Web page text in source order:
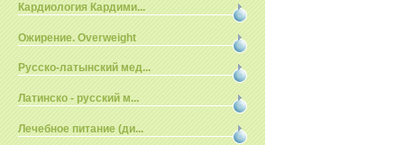
Кардиология Кардими...
Ожирение. Overweight
Русско-латынский мед...
Латинско - русский м...
Лечебное питание (ди...